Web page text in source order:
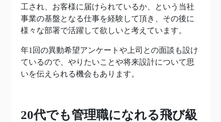
工され、お客様に届けられているか、という当社
事業の基盤となる仕事を経験して頂き、その後に
様々な部署で活躍して欲しいと考えています。
年1回の異動希望アンケートや上司との面談も設け
ているので、やりたいことや将来設計について思
いを伝えられる機会もあります。
20代でも管理職になれる飛び級